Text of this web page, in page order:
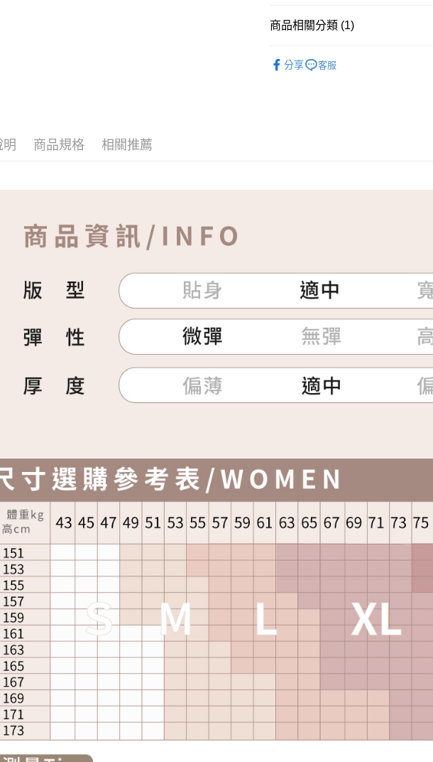
商品相關分類 (1)
分享
客服
明 商品規格 相關推薦